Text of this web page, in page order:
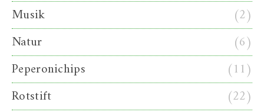
Musik
(2)
Natur
(6)
Peperonichips
(11)
Rotstift
(22)